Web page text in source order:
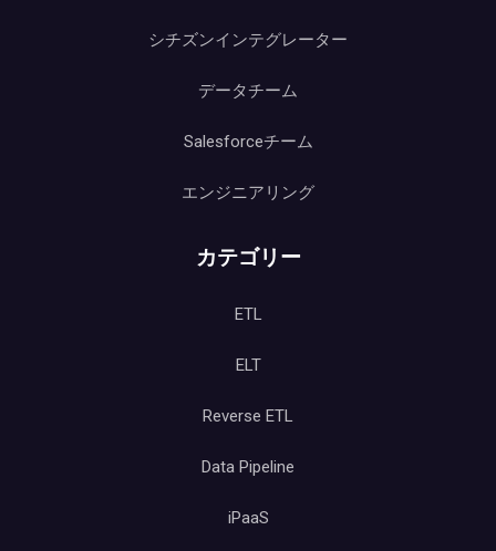
シチズンインテグレーター
データチーム
Salesforceチーム
エンジニアリング
カテゴリー
ETL
ELT
Reverse ETL
Data Pipeline
iPaaS